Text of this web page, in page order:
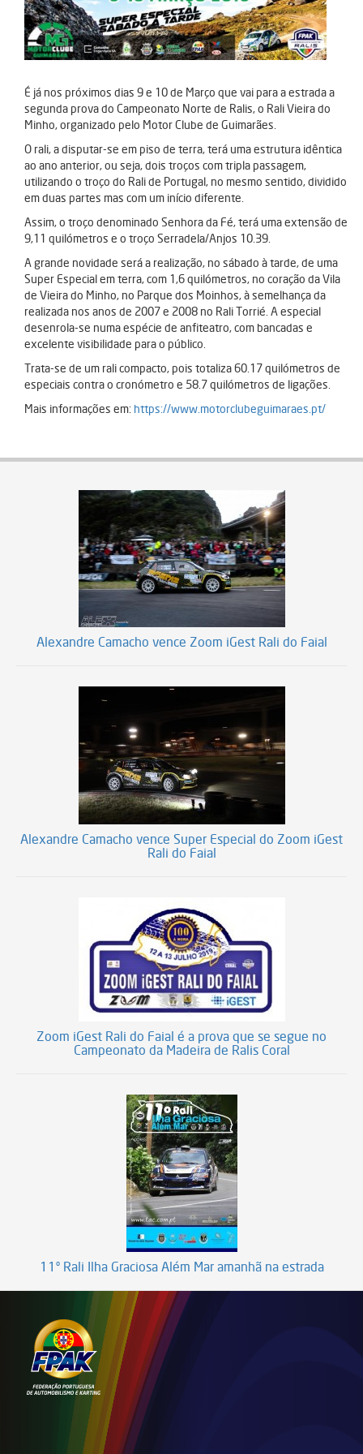
É já nos próximos dias 9 e 10 de Março que vai para a estrada a
segunda prova do Campeonato Norte de Ralis, o Rali Vieira do
Minho, organizado pelo Motor Clube de Guimarães.
O rali, a disputar-se em piso de terra, terá uma estrutura idêntica
ao ano anterior, ou seja, dois troços com tripla passagem,
utilizando o troço do Rali de Portugal, no mesmo sentido, dividido
em duas partes mas com um início diferente.
Assim, o troço denominado Senhora da Fé, terá uma extensão de
9,11 quilómetros e o troço Serradela/Anjos 10.39.
A grande novidade será a realização, no sábado à tarde, de uma
Super Especial em terra, com 1,6 quilómetros, no coração da Vila
de Vieira do Minho, no Parque dos Moinhos, à semelhança da
realizada nos anos de 2007 e 2008 no Rali Torrié. A especial
desenrola-se numa espécie de anfiteatro, com bancadas e
excelente visibilidade para o público.
Trata-se de um rali compacto, pois totaliza 60.17 quilómetros de
especiais contra o cronómetro e 58.7 quilómetros de ligações.
Mais informações em: https://www.motorclubeguimaraes.pt/
Alexandre Camacho vence Zoom iGest Rali do Faial
Alexandre Camacho vence Super Especial do Zoom iGest
Rali do Faial
Zoom iGest Rali do Faial é a prova que se segue no
Campeonato da Madeira de Ralis Coral
11º Rali Ilha Graciosa Além Mar amanhã na estrada